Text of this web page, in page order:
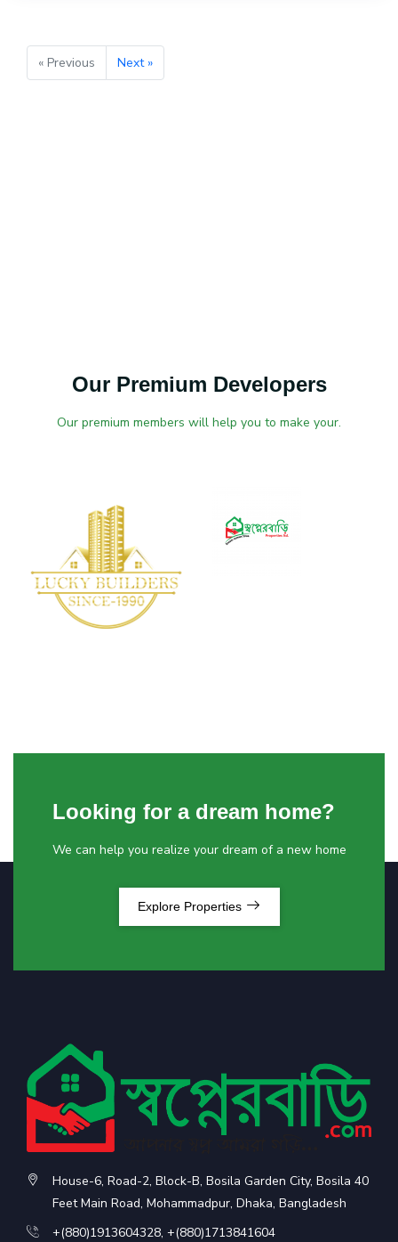
« Previous Next »
Our Premium Developers
Our premium members will help you to make your.
Looking for a dream home?
We can help you realize your dream of a new home
Explore Properties
House-6, Road-2, Block-B, Bosila Garden City, Bosila 40
Feet Main Road, Mohammadpur, Dhaka, Bangladesh
+(880)1913604328, +(880)1713841604